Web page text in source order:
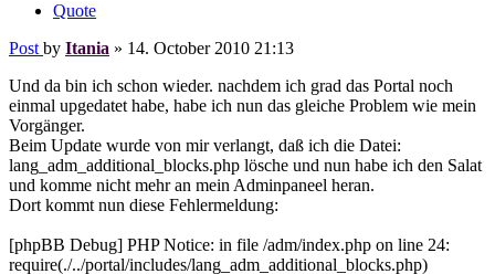
Quote
Post by Itania » 14. October 2010 21:13
Und da bin ich schon wieder. nachdem ich grad das Portal noch
einmal upgedatet habe, habe ich nun das gleiche Problem wie mein
Vorgänger.
Beim Update wurde von mir verlangt, daß ich die Datei:
lang_adm_additional_blocks.php lösche und nun habe ich den Salat
und komme nicht mehr an mein Adminpaneel heran.
Dort kommt nun diese Fehlermeldung:
[phpBB Debug] PHP Notice: in file /adm/index.php on line 24:
require(./../portal/includes/lang_adm_additional_blocks.php)